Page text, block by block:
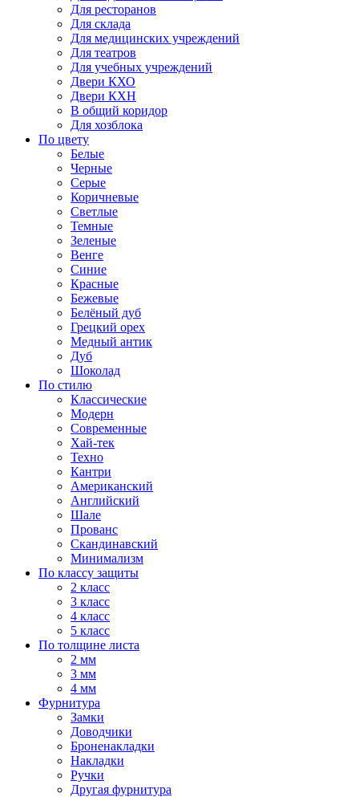
Для ресторанов
Для склада
Для медицинских учреждений
Для театров
Для учебных учреждений
Двери КХО
Двери КХН
В общий коридор
Для хозблока
По цвету
Белые
Черные
Серые
Коричневые
Светлые
Темные
Зеленые
Венге
Синие
Красные
Бежевые
Белёный дуб
Грецкий орех
Медный антик
Дуб
Шоколад
По стилю
Классические
Модерн
Современные
Хай-тек
Техно
Кантри
Американский
Английский
Шале
Прованс
Скандинавский
Минимализм
По классу защиты
2 класс
3 класс
4 класс
5 класс
По толщине листа
2 мм
3 мм
4 мм
Фурнитура
Замки
Доводчики
Броненакладки
Накладки
Ручки
Другая фурнитура